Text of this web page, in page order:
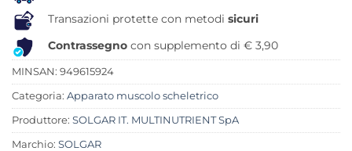
Transazioni protette con metodi sicuri
Contrassegno con supplemento di € 3,90
MINSAN: 949615924
Categoria: Apparato muscolo scheletrico
Produttore: SOLGAR IT. MULTINUTRIENT SpA
Marchio: SOLGAR